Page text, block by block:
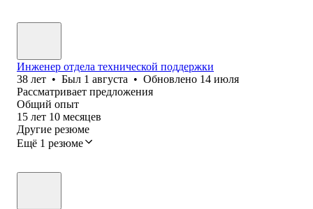
Инженер отдела технической поддержки
38 лет • Был 1 августа • Обновлено 14 июля
Рассматривает предложения
Общий опыт
15 лет 10 месяцев
Другие резюме
Ещё 1 резюме